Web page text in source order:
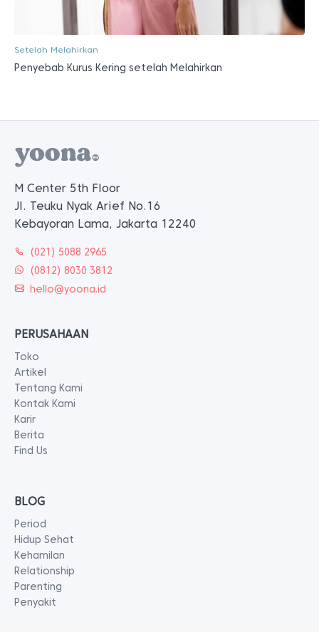
Setelah Melahirkan
Penyebab Kurus Kering setelah Melahirkan
M Center 5th Floor
Jl. Teuku Nyak Arief No.16
Kebayoran Lama, Jakarta 12240
(021) 5088 2965
(0812) 8030 3812
hello@yoona.id
PERUSAHAAN
Toko
Artikel
Tentang Kami
Kontak Kami
Karir
Berita
Find Us
BLOG
Period
Hidup Sehat
Kehamilan
Relationship
Parenting
Penyakit